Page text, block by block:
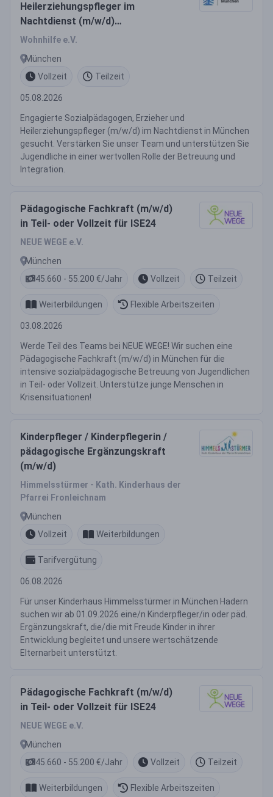
Heilerziehungspfleger im
Nachtdienst (m/w/d)
Vollzeit/Teilzeit
Wohnhilfe e.V.
München
Vollzeit
Teilzeit
05.08.2026
Engagierte Sozialpädagogen, Erzieher und
Heilerziehungspfleger (m/w/d) im Nachtdienst in München
gesucht. Verstärken Sie unser Team und unterstützen Sie
Jugendliche in einer wertvollen Rolle der Betreuung und
Integration.
Pädagogische Fachkraft (m/w/d)
in Teil- oder Vollzeit für ISE24
NEUE WEGE e.V.
München
45.660 - 55.200 €/Jahr
Vollzeit Teilzeit
Weiterbildungen Flexible Arbeitszeiten
03.08.2026
Werde Teil des Teams bei NEUE WEGE! Wir suchen eine
Pädagogische Fachkraft (m/w/d) in München für die
intensive sozialpädagogische Betreuung von Jugendlichen
in Teil- oder Vollzeit. Unterstütze junge Menschen in
Krisensituationen!
Kinderpfleger / Kinderpflegerin /
pädagogische Ergänzungskraft
(m/w/d)
Himmelsstürmer - Kath. Kinderhaus der
Pfarrei Fronleichnam
München
Vollzeit
Weiterbildungen
Tarifvergütung
06.08.2026
Für unser Kinderhaus Himmelsstürmer in München Hadern
suchen wir ab 01.09.2026 eine/n Kinderpfleger/in oder päd.
Ergänzungskraft, die/die mit Freude Kinder in ihrer
Entwicklung begleitet und unsere wertschätzende
Elternarbeit unterstützt.
Pädagogische Fachkraft (m/w/d)
in Teil- oder Vollzeit für ISE24
NEUE WEGE e.V.
München
45.660 - 55.200 €/Jahr
Vollzeit Teilzeit
Weiterbildungen Flexible Arbeitszeiten